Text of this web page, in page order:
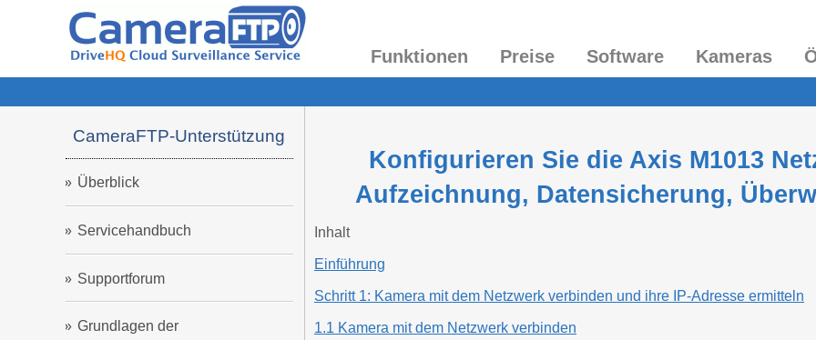
Funktionen Preise Software Kameras
CameraFTP-Unterstützung
Überblick
Servicehandbuch
Supportforum
Grundlagen der
Konfigurieren Sie die Axis M1013
Aufzeichnung, Datensicherung,
Inhalt
Einführung
Schritt 1: Kamera mit dem Netzwerk verbinden und ihre IP-Adresse ermitteln
1.1 Kamera mit dem Netzwerk verbinden